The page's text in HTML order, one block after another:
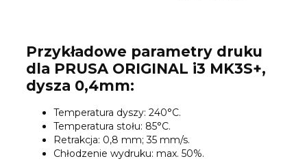
Przykładowe parametry druku
dla PRUSA ORIGINAL i3 MK3S+,
dysza 0,4mm:
Temperatura dyszy: 240°C.
Temperatura stołu: 85°C.
Retrakcja: 0,8 mm; 35 mm/s.
Chłodzenie wydruku: max. 50%.